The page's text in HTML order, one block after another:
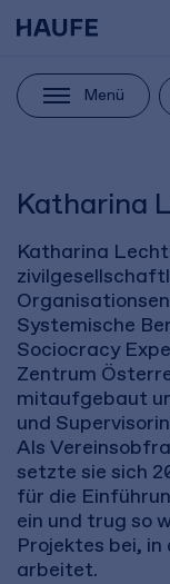
Menü
Katharina
Katharina
Systemische
Sociocracy
Zentrum
mitaufgebaut
und
Als
setzte sie sich
für die
ein und trug so
Projektes bei,
arbeitet.